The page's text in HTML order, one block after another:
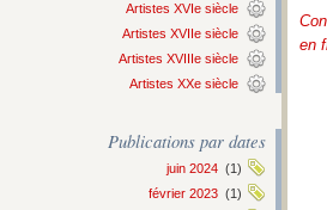
Artistes XVIe siècle
Artistes XVIIe siècle
Artistes XVIIIe siècle
Artistes XXe siècle
Publications par dates
juin 2024 (1)
février 2023 (1)
en